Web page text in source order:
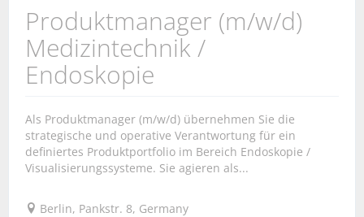
Produktmanager (m/w/d)
Medizintechnik /
Endoskopie
Als Produktmanager (m/w/d) übernehmen Sie die
strategische und operative Verantwortung für ein
definiertes Produktportfolio im Bereich Endoskopie /
Visualisierungssysteme. Sie agieren als...
Berlin, Pankstr. 8, Germany